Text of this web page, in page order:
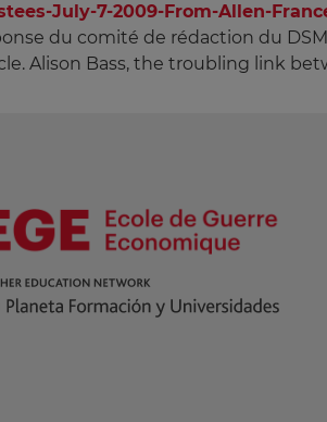
July-7-2009-From-Allen-
du comité de rédaction du DSM
Alison Bass, the troubling link